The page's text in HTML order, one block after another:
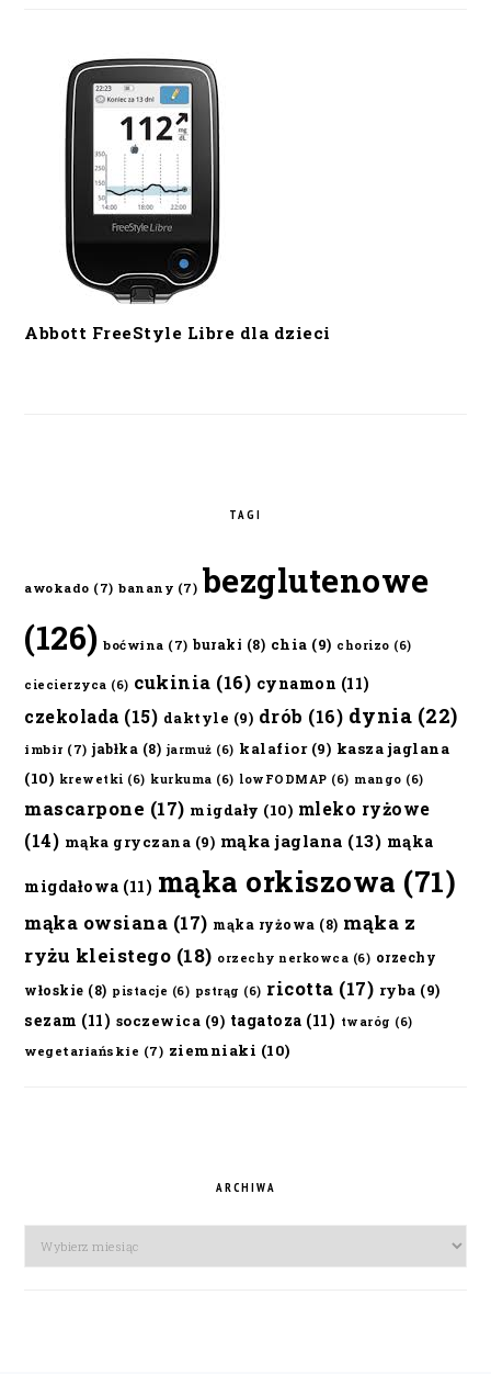
Abbott FreeStyle Libre dla dzieci
TAGI
awokado (7) banany (7) bezglutenowe
(126) boćwina (7) buraki (8) chia (9) chorizo (6)
ciecierzyca (6) cukinia (16) cynamon (11)
czekolada (15) daktyle (9) drób (16) dynia (22)
imbir (7) jabłka (8) jarmuż (6) kalafior(9) kasza jaglana
(10) krewetki (6) kurkuma (6) lowFODMAP (6) mango (6)
mascarpone (17) migdały (10) mleko ryżowe
(14) mąka gryczana (9) mąka jaglana (13) mąka
migdałowa (11) mąka orkiszowa (71)
mąka owsiana (17) mąka ryżowa (8) mąka z
ryżu kleistego (18) orzechy nerkowca (6) orzechy
włoskie (8) pistacje (6) pstrąg (6) ricotta (17) ryba (9)
sezam (11) soczewica (9) tagatoza (11) twaróg (6)
wegetariańskie (7) ziemniaki (10)
ARCHIWA
Archiwa